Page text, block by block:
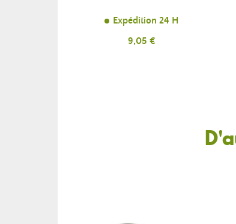
Expédition 24 H
Prix
9,05 €